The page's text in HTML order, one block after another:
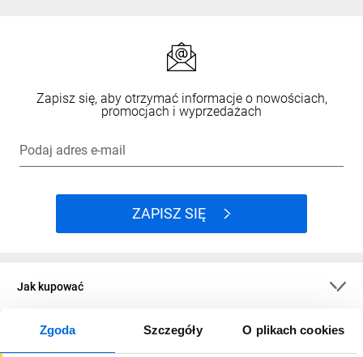
Zgoda Szczegóły O plikach cookies
Zapisz się, aby otrzymać informacje o nowościach,
promocjach i wyprzedażach
Podaj adres e-mail
ZAPISZ SIĘ
Jak kupować
O firmie